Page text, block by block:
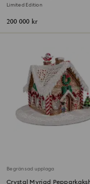
Limited Edition
200 000 kr
Begränsad upplaga
Crystal Myriad